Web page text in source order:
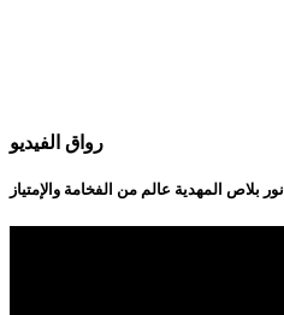
رواق الفيديو
نور بلاص المهدية عالم من الفخامة والإمتياز